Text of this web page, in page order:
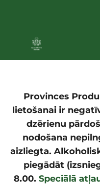
Provinces
lietošanai ir
dzērienu
nodošana
aizliegta.
piegādāt
8.00. Speciālā